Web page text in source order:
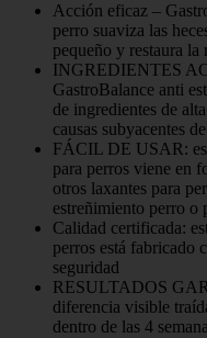
Acción eficaz –
perro suaviza las
pequeño y restaura la
INGREDIENTES
GastroBalance anti
de ingredientes de
causas subyacentes
FÁCIL DE USAR:
para perros viene en
otros laxantes para
estreñimiento perro o
Calidad certificada:
perros está fabricado
seguridad
RESULTADOS
diferencia visible
dentro de las 4